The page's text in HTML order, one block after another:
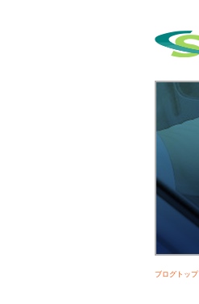
ブログトップ